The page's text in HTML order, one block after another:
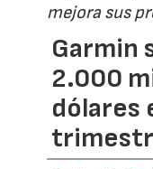
mejora sus
Garmin
2.000
dólares